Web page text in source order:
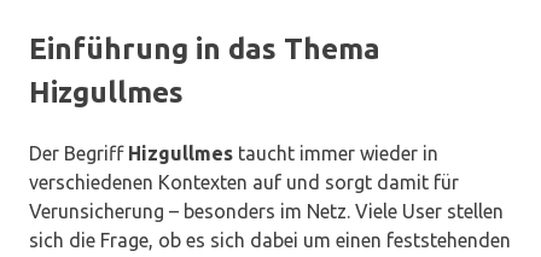
Einführung in das Thema
Hizgullmes
Der Begriff Hizgullmes taucht immer wieder in
verschiedenen Kontexten auf und sorgt damit für
Verunsicherung – besonders im Netz. Viele User stellen
sich die Frage, ob es sich dabei um einen feststehenden